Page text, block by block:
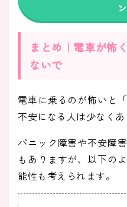
まとめ｜電車が怖
ないで
電車に乗るのが怖いと
不安になる人は少なくあ
パニック障害や不安障
もありますが、以下の
能性も考えられます。